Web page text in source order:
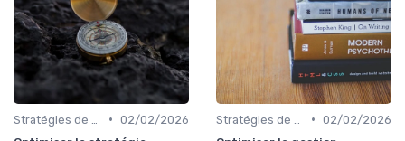
• 02/02/2026
• 02/02/2026